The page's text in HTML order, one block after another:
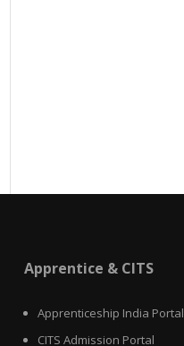
Apprentice & CITS
Apprenticeship India Portal
CITS Admission Portal